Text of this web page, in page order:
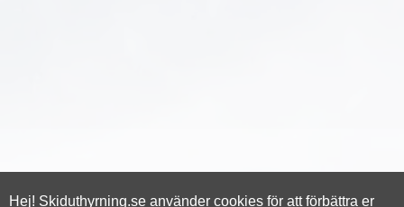
Hej! Skiduthyrning.se använder cookies för att förbättra er